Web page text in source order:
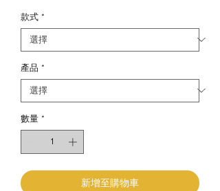
款式 *
產品 *
數量 *
新增至購物車